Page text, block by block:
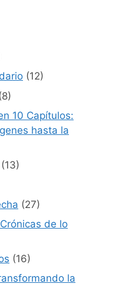
(12)
10 Capítulos:
hasta la
(13)
(27)
de lo
(16)
la